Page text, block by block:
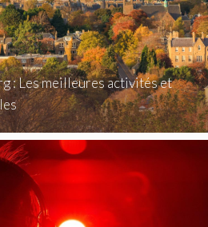
: Les meilleures activités et